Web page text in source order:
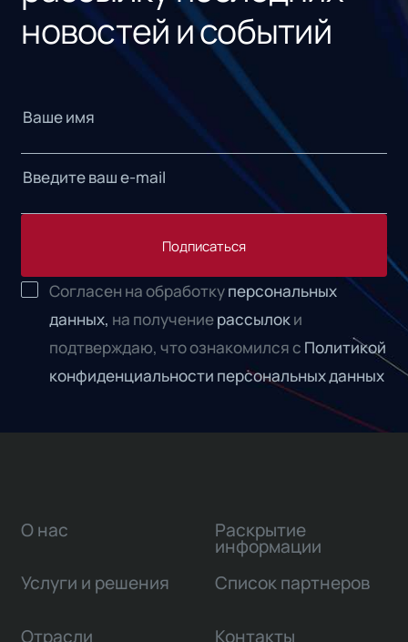
новостей и событий
Подписаться
Согласен на обработкуперсональных
данных, на получениерассылоки
подтверждаю, что ознакомился с Политикой
конфиденциальности персональных данных
О нас
Услуги и решения
Отрасли
Раскрытие
информации
Список партнеров
Контакты